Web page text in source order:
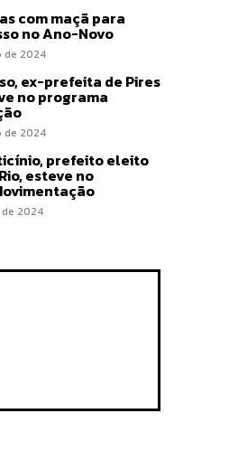
com maçã para
no Ano-Novo
de 2024
ex-prefeita de Pires
no programa
de 2024
prefeito eleito
esteve no
2024